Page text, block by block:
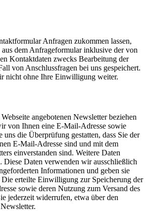
Anfragen zukommen lassen,
dem Anfrageformular inklusive der von
Kontaktdaten zwecks Bearbeitung der
von Anschlussfragen bei uns gespeichert.
nicht ohne Ihre Einwilligung weiter.
angebotenen Newsletter beziehen
von Ihnen eine E-Mail-Adresse sowie
die Überprüfung gestatten, dass Sie der
E-Mail-Adresse sind und mit dem
einverstanden sind. Weitere Daten
Diese Daten verwenden wir ausschließlich
Informationen und geben sie
erteilte Einwilligung zur Speicherung der
sowie deren Nutzung zum Versand des
jederzeit widerrufen, etwa über den